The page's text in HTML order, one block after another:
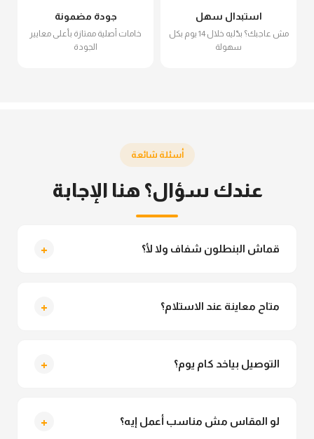
استبدال سهل
مش عاجبك؟ بدّليه خلال 14 يوم بكل
سهولة
جودة مضمونة
خامات أصلية ممتازة بأعلى معايير
الجودة
أسئلة شائعة
عندك سؤال؟ هنا الإجابة
قماش البنطلون شفاف ولا لأ؟ +
متاح معاينة عند الاستلام؟ +
التوصيل بياخد كام يوم؟ +
لو المقاس مش مناسب أعمل إيه؟ +